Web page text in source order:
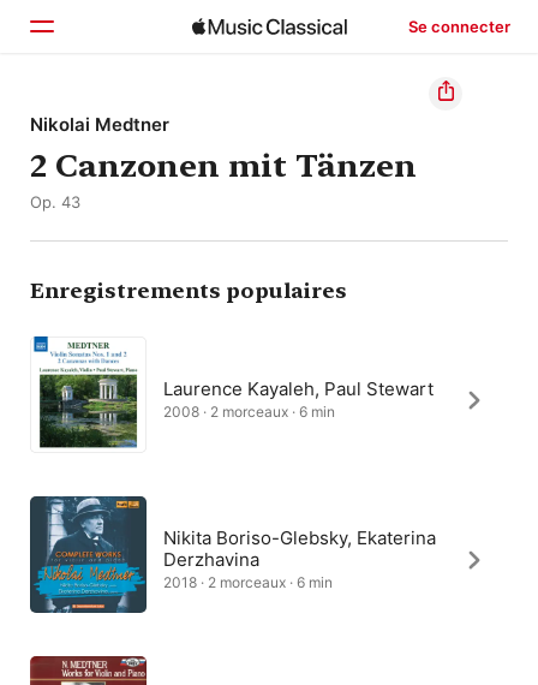
Se connecter
Accueil
Parcourir
Nikolai Medtner
2 Canzonen mit Tänzen
Op. 43
Enregistrements populaires
Laurence Kayaleh, Paul Stewart
2008 · 2 morceaux · 6 min
Nikita Boriso-Glebsky, Ekaterina
Derzhavina
2018 · 2 morceaux · 6 min